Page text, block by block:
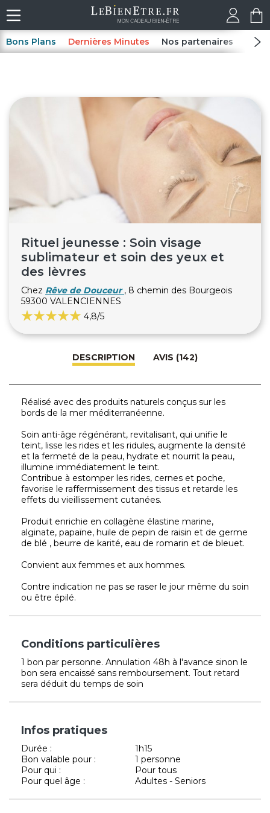
Bons Plans Dernières Minutes Nos partenaires Spas
Rituel jeunesse : Soin visage
sublimateur et soin des yeux et
des lèvres
Chez Rêve de Douceur , 8 chemin des Bourgeois
59300 VALENCIENNES
4,8/5
DESCRIPTION AVIS (142)
Réalisé avec des produits naturels conçus sur les
bords de la mer méditerranéenne.
Soin anti-âge régénérant, revitalisant, qui unifie le
teint, lisse les rides et les ridules, augmente la densité
et la fermeté de la peau, hydrate et nourrit la peau,
illumine immédiatement le teint.
Contribue à estomper les rides, cernes et poche,
favorise le raffermissement des tissus et retarde les
effets du vieillissement cutanées.
Produit enrichie en collagène élastine marine,
alginate, papaïne, huile de pepin de raisin et de germe
de blé , beurre de karité, eau de romarin et de bleuet.
Convient aux femmes et aux hommes.
Contre indication ne pas se raser le jour même du soin
ou être épilé.
Conditions particulières
1 bon par personne. Annulation 48h à l'avance sinon le
bon sera encaissé sans remboursement. Tout retard
sera déduit du temps de soin
Infos pratiques
Durée :
1h15
Bon valable pour :
1 personne
Pour qui :
Pour tous
Pour quel âge :
Adultes - Seniors